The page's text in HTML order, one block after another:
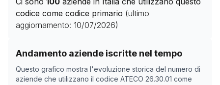
codice come codice primario (ultimo
aggiornamento: 10/07/2026)
Andamento aziende iscritte nel tempo
Questo grafico mostra l'evoluzione storica del numero di
aziende che utilizzano il codice ATECO 26.30.01 come
Storico numero di aziende con codice ATECO
Data rilevazione
04/05/2025
0